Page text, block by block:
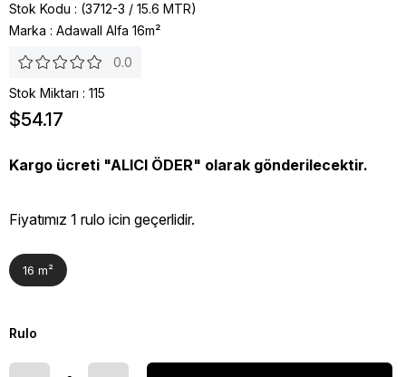
Stok Kodu
(3712-3 / 15.6 MTR)
Marka : Adawall Alfa 16m²
0.0
Stok Miktarı : 115
$54.17
Kargo ücreti "ALICI ÖDER" olarak gönderilecektir.
Fiyatımız 1 rulo icin geçerlidir.
16 m²
Rulo